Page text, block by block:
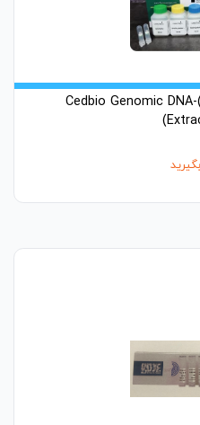
کیت استخراج DNA ژنومی (100)-Cedbio Genomic DNA